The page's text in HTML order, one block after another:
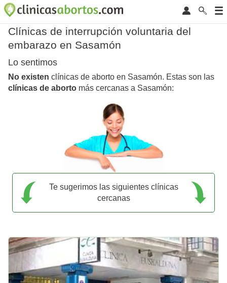
Clínicas de interrupción voluntaria del
embarazo en Sasamón
Lo sentimos
No existen clínicas de aborto en Sasamón. Estas son las
clínicas de aborto más cercanas a Sasamón:
Te sugerimos las siguientes clínicas
cercanas